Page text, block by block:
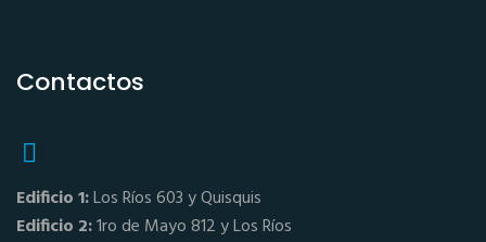
Contactos
Edificio 1:Los Ríos 603 y Quisquis
Edificio 2:1ro de Mayo 812 y Los Ríos